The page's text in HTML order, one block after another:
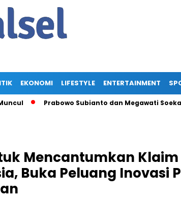
EKONOMI LIFESTYLE ENTERTAINMENT
Prabowo Subianto dan Megawati
Mencantumkan Klaim
Buka Peluang Inovasi